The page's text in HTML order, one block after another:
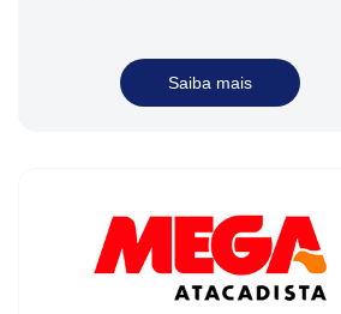
Saiba mais